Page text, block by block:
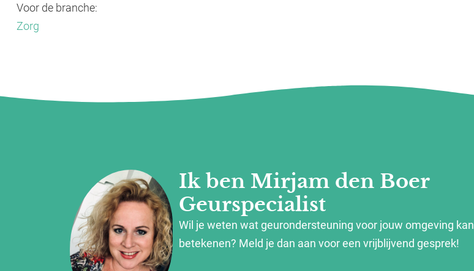
Voor de branche:
Zorg
Ik ben Mirjam den Boer
Geurspecialist
Wil je weten wat geurondersteuning voor jouw omgeving kan
betekenen? Meld je dan aan voor een vrijblijvend gesprek!